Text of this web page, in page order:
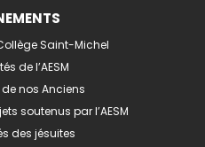
Saint-Michel
de l’AESM
nos Anciens
soutenus par l’AESM
des jésuites